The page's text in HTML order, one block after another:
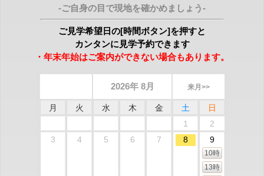
-ご自身の目で現地を確かめましょう-
ご見学希望日の[時間ボタン]を押すと
カンタンに見学予約できます
・年末年始はご案内ができない場合もあります。
2026年 8月 来月>>
月 火 水 木 金 土
日
1
2
3
4 5 6 7 8 9
10時
13時